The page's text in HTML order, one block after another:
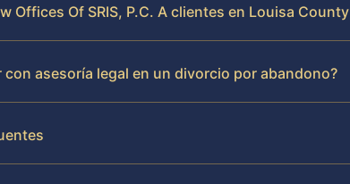
Offices Of SRIS, P.C. A clientes en Louisa County
con asesoría legal en un divorcio por abandono?